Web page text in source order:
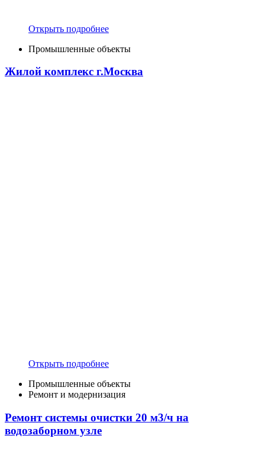
Открыть подробнее
Промышленные объекты
Жилой комплекс г.Москва
Открыть подробнее
Промышленные объекты
Ремонт и модернизация
Ремонт системы очистки 20 м3/ч на
водозаборном узле